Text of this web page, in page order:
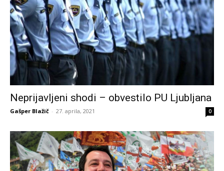
Neprijavljeni shodi – obvestilo PU Ljubljana
Gašper Blažič - 27. aprila, 2021 0